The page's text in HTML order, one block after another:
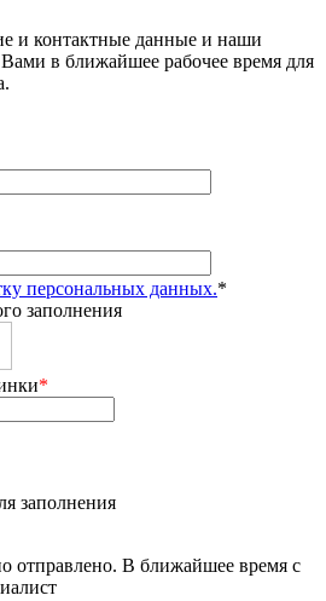
и контактные данные и наши
в ближайшее рабочее время для
персональных данных.*
заполнения
*
заполнения
отправлено. В ближайшее время с